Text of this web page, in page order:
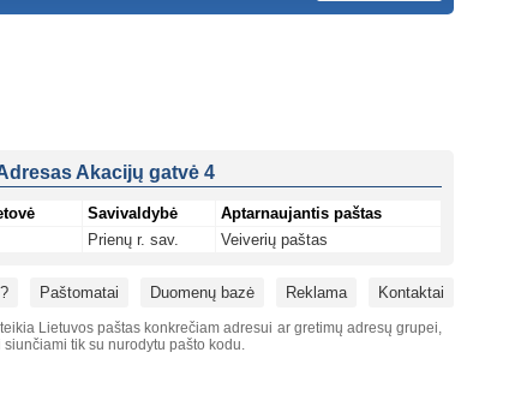
Akacijų gatvė 4
Savivaldybė
Aptarnaujantis paštas
Prienų r. sav. Veiverių paštas
Paštomatai Duomenų bazė Reklama Kontaktai
Lietuvos paštas konkrečiam adresui ar gretimų adresų grupei,
tik su nurodytu pašto kodu.